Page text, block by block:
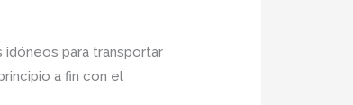
idóneos para transportar
a fin con el